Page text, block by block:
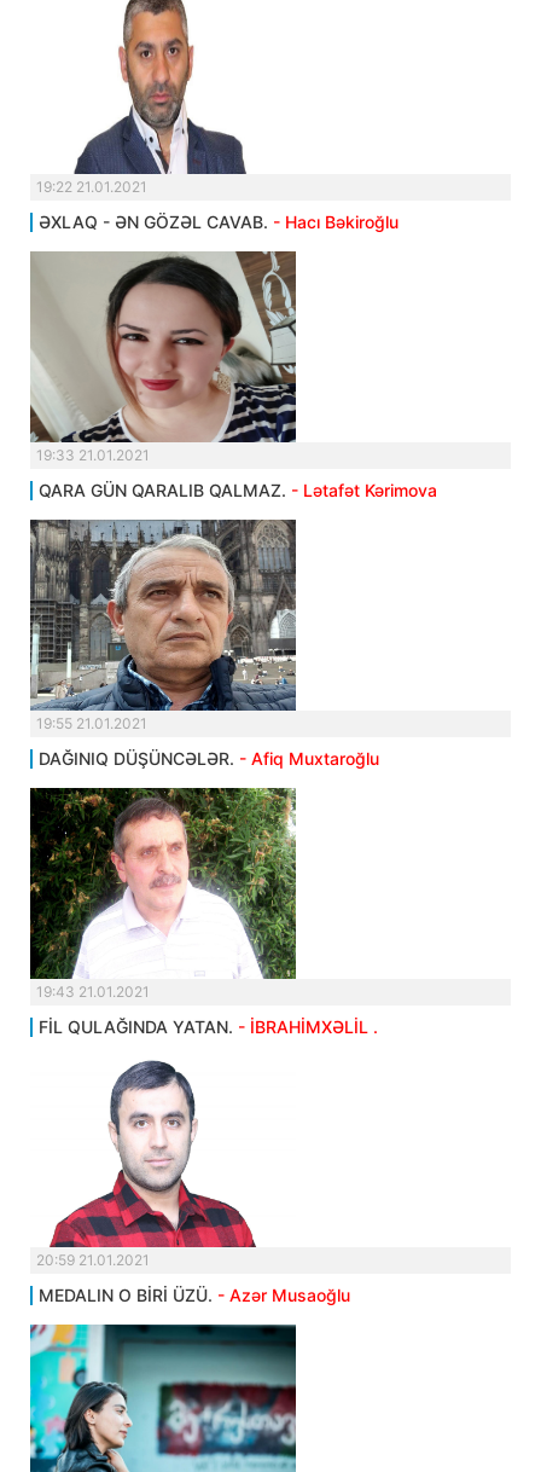
19:22 21.01.2021
ƏXLAQ - ƏN GÖZƏL CAVAB. - Hacı Bəkiroğlu
19:33 21.01.2021
QARA GÜN QARALIB QALMAZ. - Lətafət Kərimova
19:55 21.01.2021
DAĞINIQ DÜŞÜNCƏLƏR. - Afiq Muxtaroğlu
19:43 21.01.2021
FİL QULAĞINDA YATAN. - İBRAHİMXƏLİL .
20:59 21.01.2021
MEDALIN O BİRİ ÜZÜ. - Azər Musaoğlu